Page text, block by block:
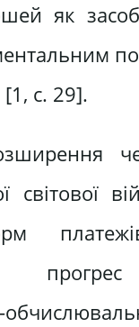
як
[1, с. 29].
світової